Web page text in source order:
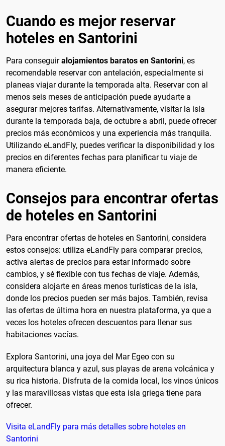
Cuando es mejor reservar
hoteles en Santorini
Para conseguiralojamientos baratos en Santorini, es
recomendable reservar con antelación, especialmente si
planeas viajar durante la temporada alta. Reservar con al
menos seis meses de anticipación puede ayudarte a
asegurar mejores tarifas. Alternativamente, visitar la isla
durante la temporada baja, de octubre a abril, puede ofrecer
precios más económicos y una experiencia más tranquila.
Utilizando eLandFly, puedes verificar la disponibilidad y los
precios en diferentes fechas para planificar tu viaje de
manera eficiente.
Consejos para encontrar ofertas
de hoteles en Santorini
Para encontrar ofertas de hoteles en Santorini, considera
estos consejos: utiliza eLandFly para comparar precios,
activa alertas de precios para estar informado sobre
cambios, y sé flexible con tus fechas de viaje. Además,
considera alojarte en áreas menos turísticas de la isla,
donde los precios pueden ser más bajos. También, revisa
las ofertas de última hora en nuestra plataforma, ya que a
veces los hoteles ofrecen descuentos para llenar sus
habitaciones vacías.
Explora Santorini, una joya del Mar Egeo con su
arquitectura blanca y azul, sus playas de arena volcánica y
su rica historia. Disfruta de la comida local, los vinos únicos
y las maravillosas vistas que esta isla griega tiene para
ofrecer.
Visita eLandFly para más detalles sobre hoteles en
Santorini